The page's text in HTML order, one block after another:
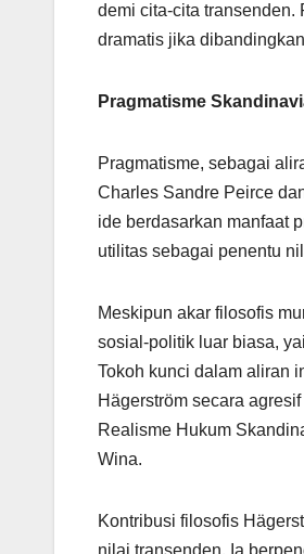
demi cita-cita
dramatis jika
Pragmatisme
Pragmatisme, sebagai
Charles Sandre Peirce
ide berdasarkan manfaat
utilitas sebagai penentu
Meskipun akar filosofis
sosial-politik luar biasa,
Tokoh kunci dalam aliran
Hägerström secara
Realisme Hukum
Wina.
Kontribusi filosofis